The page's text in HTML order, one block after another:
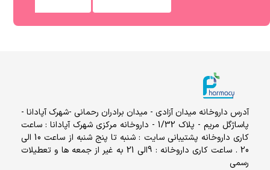
آدرس داروخانه میدان آزادی - میدان برادران رحمانی -شهرک آپادانا -
پاساژگل مریم - پلاک 1/32 - داروخانه مرکزی شهرک آپادانا : ساعت
کاری داروخانه پشتیبانی سایت : شنبه تا پنج شنبه از ساعت 10 الی
20 . ساعت کاری داروخانه : 9الی 21 به غیر از جمعه ها و تعطیلات
رسمی